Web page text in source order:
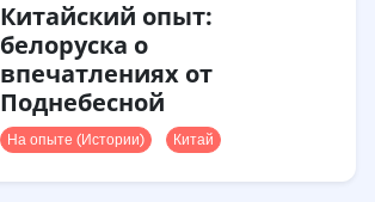
Китайский опыт:
белоруска о
впечатлениях от
Поднебесной
На опыте (Истории) Китай